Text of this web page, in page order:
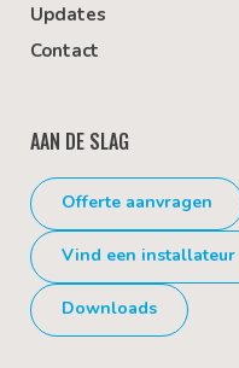
Updates
Contact
AAN DE SLAG
Offerte aanvragen
Vind een installateur
Downloads